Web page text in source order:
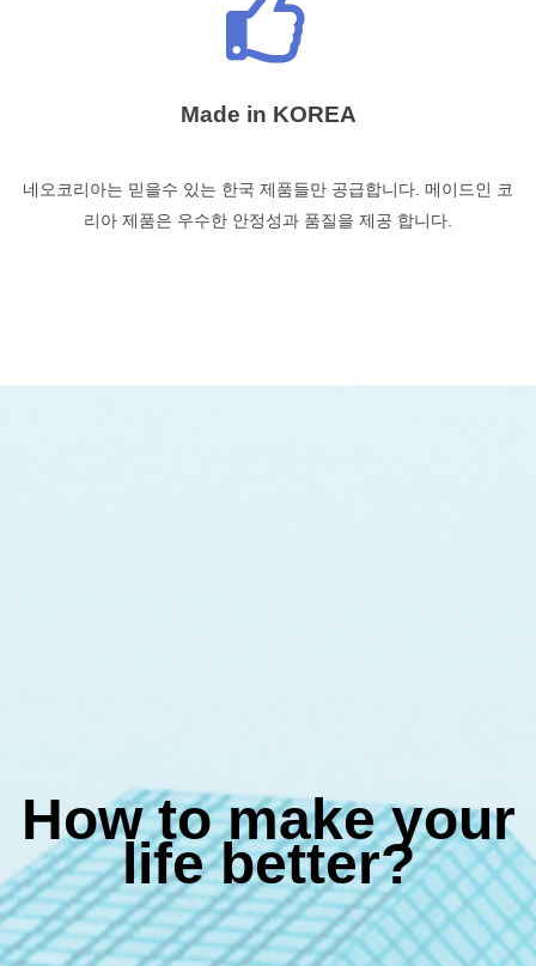
Made in KOREA
네오코리아는 믿을수 있는 한국 제품들만 공급합니다. 메이드인 코
리아 제품은 우수한 안정성과 품질을 제공 합니다.
How to make your
life better?